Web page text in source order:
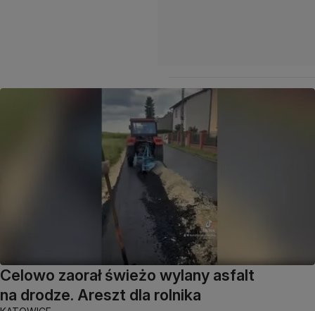
Celowo zaorał świeżo wylany asfalt
na drodze. Areszt dla rolnika